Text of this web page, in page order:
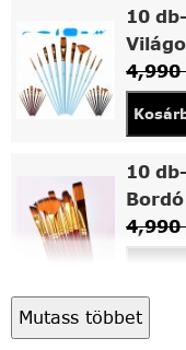
10
4,990
10
4,990
Mutass többet